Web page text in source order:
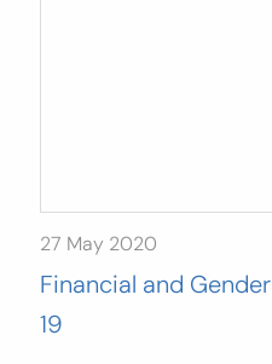
27 May 2020
Financial and
19